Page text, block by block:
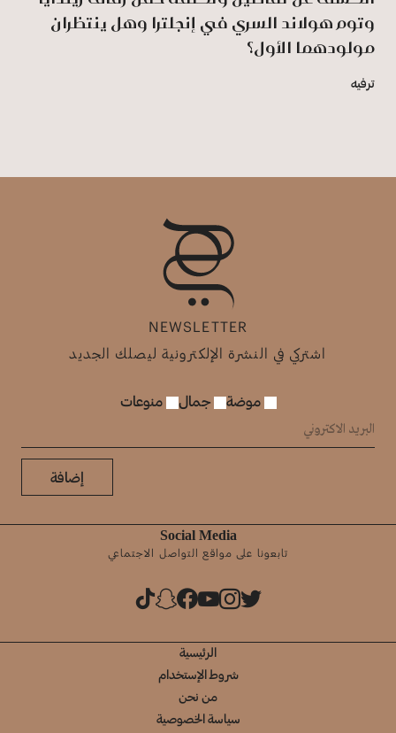
وتوم هولاند السري في إنجلترا وهل ينتظران
مولودهما الأول؟
ترفيه
NEWSLETTER
اشتركي في النشرة الإلكترونية ليصلك الجديد
موضة جمال منوعات
إضافة
Social Media
تابعونا على مواقع التواصل الاجتماعي
الرئيسية
شروط الإستخدام
من نحن
سياسة الخصوصية